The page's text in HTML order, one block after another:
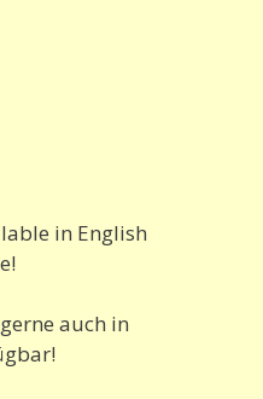
in English
auch in